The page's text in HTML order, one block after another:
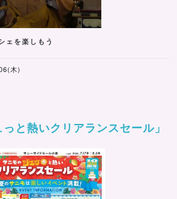
ェを楽しもう
木)
と熱いクリアランスセール」